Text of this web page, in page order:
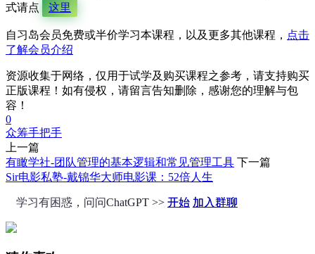
式请点
这里
自习岛会员免费或半价学习本课程，以及更多其他课程， 点击
了解会员介绍
资源收集于网络，仅用于试学及购买课程之参考，请支持购买
正版课程！如有侵权，请留言告知删除，感谢您的理解与包
容！
0
众筹手把手
上一篇
有瞰学社-团队管理的基本逻辑和常见管理工具 下一篇
Sir电影私塾-戴锦华大师电影课：52倍人生
学习有困惑，问问ChatGPT >> 开始 加入群聊